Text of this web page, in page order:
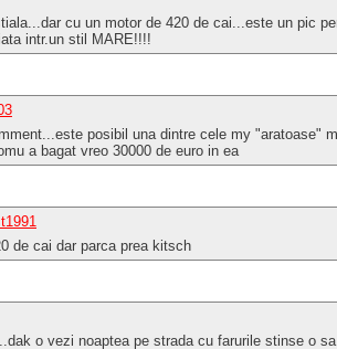
cu un motor de 420 de cai...este un pic
intr.un stil MARE!!!!
posibil una dintre cele my "aratoase"
a bagat vreo 30000 de euro in ea
de cai dar parca prea kitsch
o vezi noaptea pe strada cu farurile stinse o